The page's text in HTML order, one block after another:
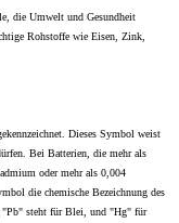
die Umwelt und Gesundheit
Rohstoffe wie Eisen, Zink,
Dieses Symbol weist
Bei Batterien, die mehr als
oder mehr als 0,004
die chemische Bezeichnung des
"Pb" steht für Blei, und "Hg" für